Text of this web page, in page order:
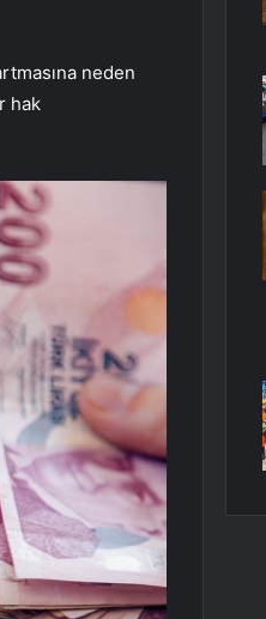
neden
hak